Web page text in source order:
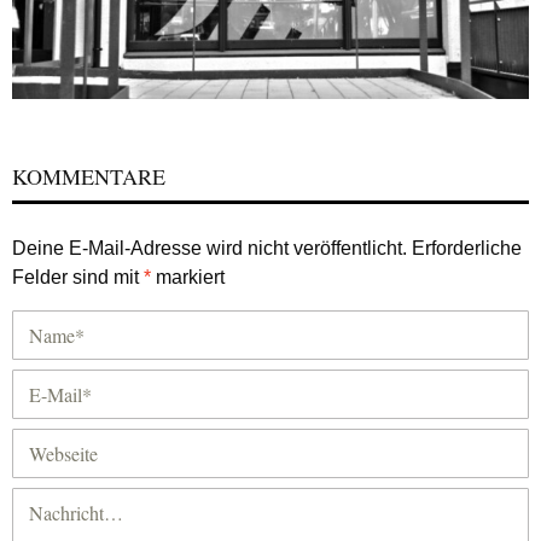
KOMMENTARE
Deine E-Mail-Adresse wird nicht veröffentlicht. Erforderliche
Felder sind mit* markiert